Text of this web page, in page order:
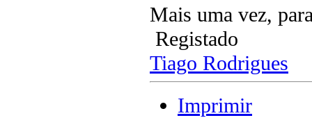
Mais uma vez,
Registado
Tiago Rodrigues
Imprimir